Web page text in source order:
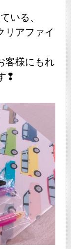
いる、
リアファイ
客様にもれ
❢